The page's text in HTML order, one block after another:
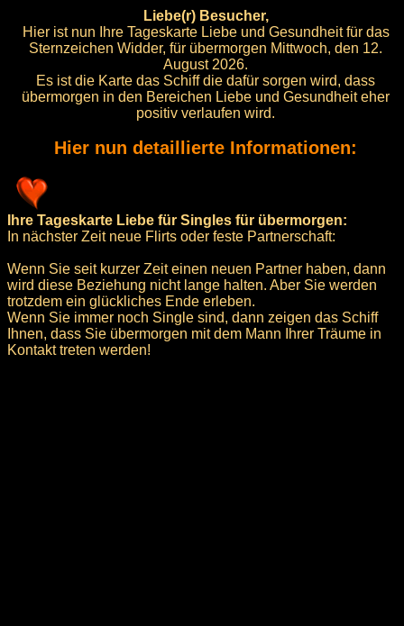
Liebe(r) Besucher,
Hier ist nun Ihre Tageskarte Liebe und Gesundheit für das
Sternzeichen Widder, für übermorgen Mittwoch, den 12.
August 2026.
Es ist die Karte das Schiff die dafür sorgen wird, dass
übermorgen in den Bereichen Liebe und Gesundheit eher
positiv verlaufen wird.
Hier nun detaillierte Informationen:
Ihre Tageskarte Liebe für Singles für übermorgen:
In nächster Zeit neue Flirts oder feste Partnerschaft:
Wenn Sie seit kurzer Zeit einen neuen Partner haben, dann
wird diese Beziehung nicht lange halten. Aber Sie werden
trotzdem ein glückliches Ende erleben.
Wenn Sie immer noch Single sind, dann zeigen das Schiff
Ihnen, dass Sie übermorgen mit dem Mann Ihrer Träume in
Kontakt treten werden!